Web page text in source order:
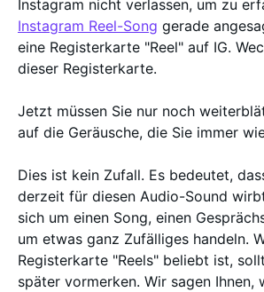
Instagram nicht verlassen, um zu
Instagram Reel-Song gerade
eine Registerkarte "Reel" auf IG.
dieser Registerkarte.
Jetzt müssen Sie nur noch
auf die Geräusche, die Sie immer
Dies ist kein Zufall. Es bedeutet,
derzeit für diesen Audio-Sound
sich um einen Song, einen
um etwas ganz Zufälliges handeln.
Registerkarte "Reels" beliebt ist,
später vormerken. Wir sagen Ihnen,